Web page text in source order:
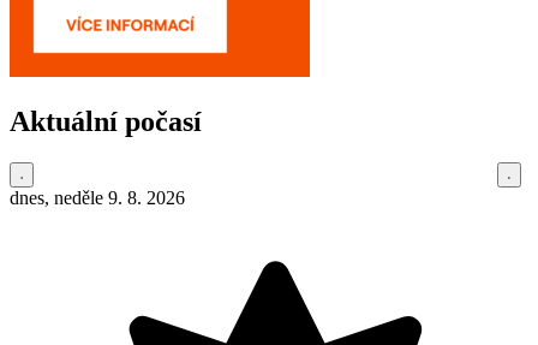
Aktuální počasí
dnes, neděle 9. 8. 2026